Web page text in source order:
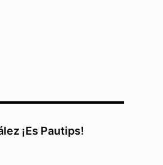
¡Es Pautips!